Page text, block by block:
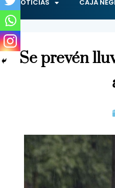
NOTICIAS CAJA
Se prevén